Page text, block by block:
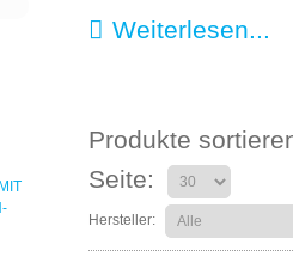
Weiterlesen...
Produkte
Seite:
Hersteller: